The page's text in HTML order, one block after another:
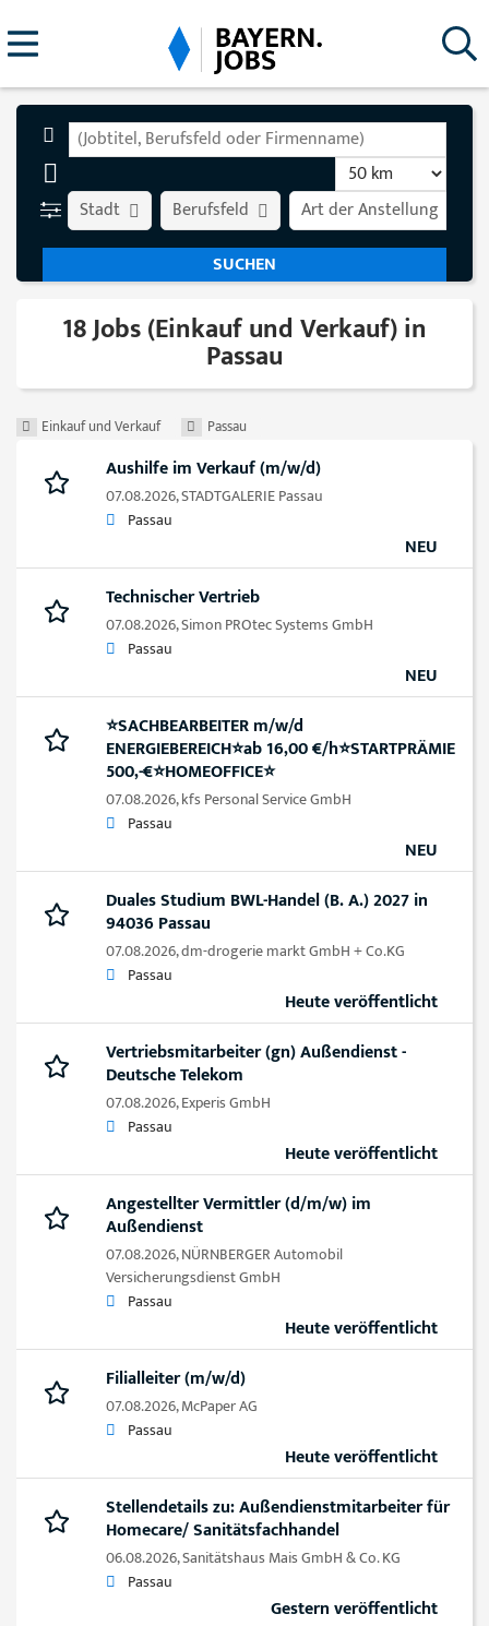
Stadt Art der Anstellung
Berufsfeld
18 Jobs (Einkauf und Verkauf) in
Passau
Einkauf und Verkauf Passau
Aushilfe im Verkauf (m/w/d)
07.08.2026,STADTGALERIE Passau
Passau
NEU
Technischer Vertrieb
07.08.2026,Simon PROtec Systems GmbH
Passau
NEU
⭐️SACHBEARBEITER m/w/d
ENERGIEBEREICH⭐️ab 16,00 €/h⭐️STARTPRÄMIE
500,-€⭐️HOMEOFFICE⭐️
07.08.2026,kfs Personal Service GmbH
Passau
NEU
Duales Studium BWL-Handel (B. A.) 2027 in
94036 Passau
07.08.2026,dm-drogerie markt GmbH + Co.KG
Passau
Heute veröffentlicht
Vertriebsmitarbeiter (gn) Außendienst -
Deutsche Telekom
07.08.2026,Experis GmbH
Passau
Heute veröffentlicht
Angestellter Vermittler (d/m/w) im
Außendienst
07.08.2026,NÜRNBERGER Automobil
Versicherungsdienst GmbH
Passau
Heute veröffentlicht
Filialleiter (m/w/d)
07.08.2026,McPaper AG
Passau
Heute veröffentlicht
Stellendetails zu: Außendienstmitarbeiter für
Homecare/ Sanitätsfachhandel
06.08.2026,Sanitätshaus Mais GmbH & Co. KG
Passau
Gestern veröffentlicht